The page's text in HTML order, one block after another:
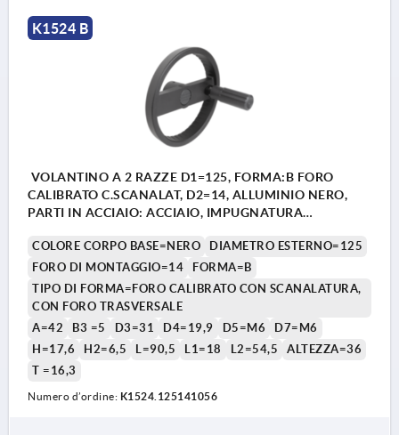
K1524 B
VOLANTINO A 2 RAZZE D1=125, FORMA:B FORO
CALIBRATO C.SCANALAT, D2=14, ALLUMINIO NERO,
PARTI IN ACCIAIO: ACCIAIO, IMPUGNATURA
COLORE CORPO BASE=NERO
DIAMETRO ESTERNO=125
FORO DI MONTAGGIO=14
FORMA=B
TIPO DI FORMA=FORO CALIBRATO CON SCANALATURA,
CON FORO TRASVERSALE
A=42
B3 =5 D3=31 D4=19,9 D5=M6
D7=M6
H=17,6
H2=6,5 L=90,5 L1=18 L2=54,5
ALTEZZA=36
T =16,3
Numero d’ordine: K1524.125141056